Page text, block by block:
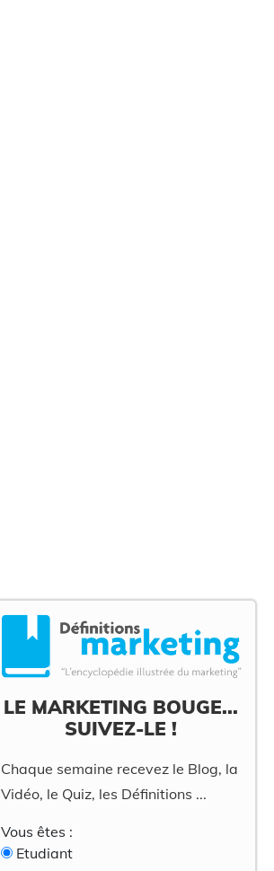
LE MARKETING BOUGE...
SUIVEZ-LE !
Chaque semaine recevez le Blog, la
Vidéo, le Quiz, les Définitions ...
Vous êtes :
Etudiant